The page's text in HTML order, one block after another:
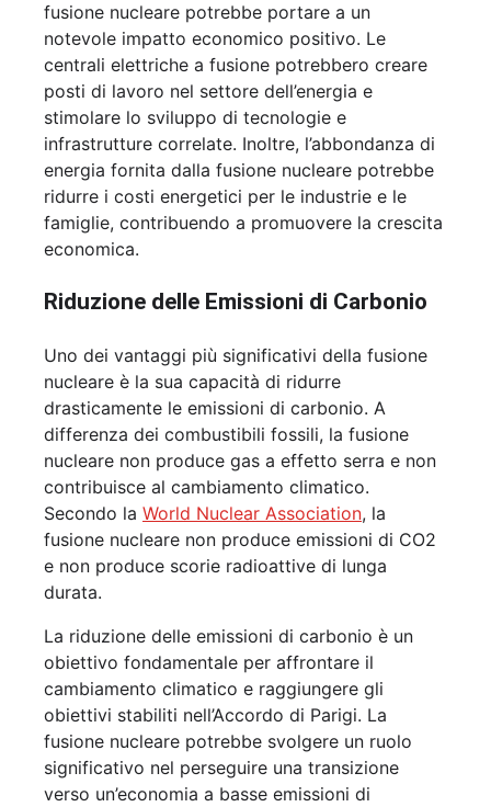
fusione nucleare potrebbe portare a un
notevole impatto economico positivo. Le
centrali elettriche a fusione potrebbero creare
posti di lavoro nel settore dell’energia e
stimolare lo sviluppo di tecnologie e
infrastrutture correlate. Inoltre, l’abbondanza di
energia fornita dalla fusione nucleare potrebbe
ridurre i costi energetici per le industrie e le
famiglie, contribuendo a promuovere la crescita
economica.
Riduzione delle Emissioni di Carbonio
Uno dei vantaggi più significativi della fusione
nucleare è la sua capacità di ridurre
drasticamente le emissioni di carbonio. A
differenza dei combustibili fossili, la fusione
nucleare non produce gas a effetto serra e non
contribuisce al cambiamento climatico.
Secondo la World Nuclear Association, la
fusione nucleare non produce emissioni di CO2
e non produce scorie radioattive di lunga
durata.
La riduzione delle emissioni di carbonio è un
obiettivo fondamentale per affrontare il
cambiamento climatico e raggiungere gli
obiettivi stabiliti nell’Accordo di Parigi. La
fusione nucleare potrebbe svolgere un ruolo
significativo nel perseguire una transizione
verso un’economia a basse emissioni di